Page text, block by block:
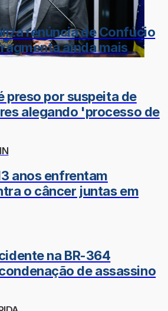
renúncia de Confúcio
ainda mais
preso por suspeita de
alegando 'processo de
anos enfrentam
o câncer juntas em
na BR-364
de assassino